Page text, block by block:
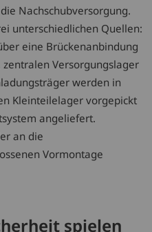
Nachschubversorgung.
unterschiedlichen Quellen:
eine Brückenanbindung
Versorgungslager
werden in
Kleinteilelager vorgepickt
angeliefert.
an die
Vormontage
spielen